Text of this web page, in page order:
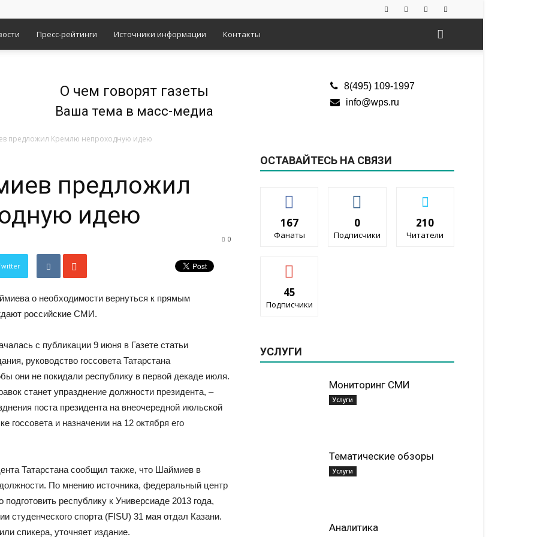
Пресс-рейтинги Источники информации Контакты
О чем говорят газеты
Ваша тема в масс-медиа
8(495) 109-1997
info@wps.ru
предложил Кремлю непроходную идею
предложил
идею
0
о необходимости вернуться к прямым
российские СМИ.
с публикации 9 июня в Газете статьи
руководство госсовета Татарстана
они не покидали республику в первой декаде июля.
станет упразднение должности президента, –
поста президента на внеочередной июльской
госсовета и назначении на 12 октября его
Татарстана сообщил также, что Шаймиев в
По мнению источника, федеральный центр
республику к Универсиаде 2013 года,
спорта (FISU) 31 мая отдал Казани.
спикера, уточняет издание.
ОСТАВАЙТЕСЬ НА СВЯЗИ
167
Фанаты
0
Подписчики
210
Читатели
45
Подписчики
УСЛУГИ
Мониторинг СМИ
Услуги
Тематические обзоры
Услуги
Аналитика